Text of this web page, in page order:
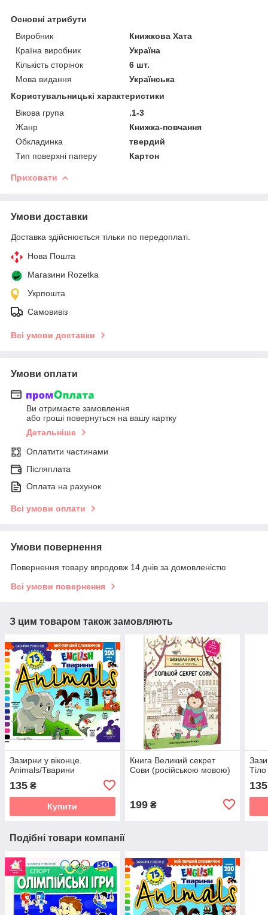
Основні атрибути
Виробник
Книжкова Хата
Країна виробник
Україна
Кількість сторінок
6 шт.
Мова видання
Українська
Користувальницькі характеристики
Вікова група
.1-3
Жанр
Книжка-повчання
Обкладинка
твердий
Тип поверхні паперу
Картон
Приховати
Умови доставки
Доставка здійснюється тільки по передоплаті.
Нова Пошта
Магазини Rozetka
Укрпошта
Самовивіз
Всі умови доставки
Умови оплати
Ви отримаєте замовлення
або гроші повернуться на вашу картку
Детальніше
Оплатити частинами
Післяплата
Оплата на рахунок
Всі умови оплати
Умови повернення
Повернення товару впродовж 14 днів за домовленістю
Всі умови повернення
З цим товаром також замовляють
Зазирни у віконце.
Animals/Тварини
135 ₴
Купити
Книга Великий секрет
Сови (російською мовою)
199₴
Тіло
135
Подібні товари компанії